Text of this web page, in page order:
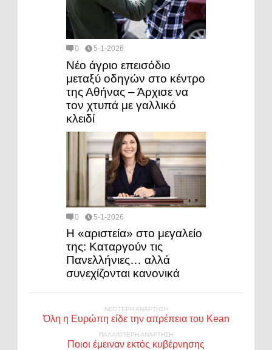
0 5-1-2026
Νέο άγριο επεισόδιο
μεταξύ οδηγών στο κέντρο
της Αθήνας – Άρχισε να
τον χτυπά με γαλλικό
κλειδί
0 5-1-2026
Η «αριστεία» στο μεγαλείο
της: Καταργούν τις
Πανελλήνιες… αλλά
συνεχίζονται κανονικά
ΝΕΌΤΕΡΗ ΑΝΆΡΤΗΣΗ
Όλη η Ευρώπη είδε την απρέπεια του Kean
ΠΑΛΑΙΌΤΕΡΗ ΑΝΆΡΤΗΣΗ
Ποιοι έμειναν εκτός κυβέρνησης